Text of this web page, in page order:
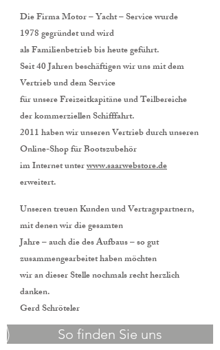
Die Firma Motor – Yacht – Service wurde
1978 gegründet und wird
als Familienbetrieb bis heute geführt.
Seit 40 Jahren beschäftigen wir uns mit dem
Vertrieb und dem Service
für unsere Freizeitkapitäne und Teilbereiche
der kommerziellen Schifffahrt.
2011 haben wir unseren Vertrieb durch unseren
Online-Shop für Bootszubehör
im Internet unterwww.saarwebstore.de
erweitert.
Unseren treuen Kunden und Vertragspartnern,
mit denen wir die gesamten
Jahre – auch die des Aufbaus – so gut
zusammengearbeitet haben möchten
wir an dieser Stelle nochmals recht herzlich
danken.
Gerd Schröteler
So finden Sie uns